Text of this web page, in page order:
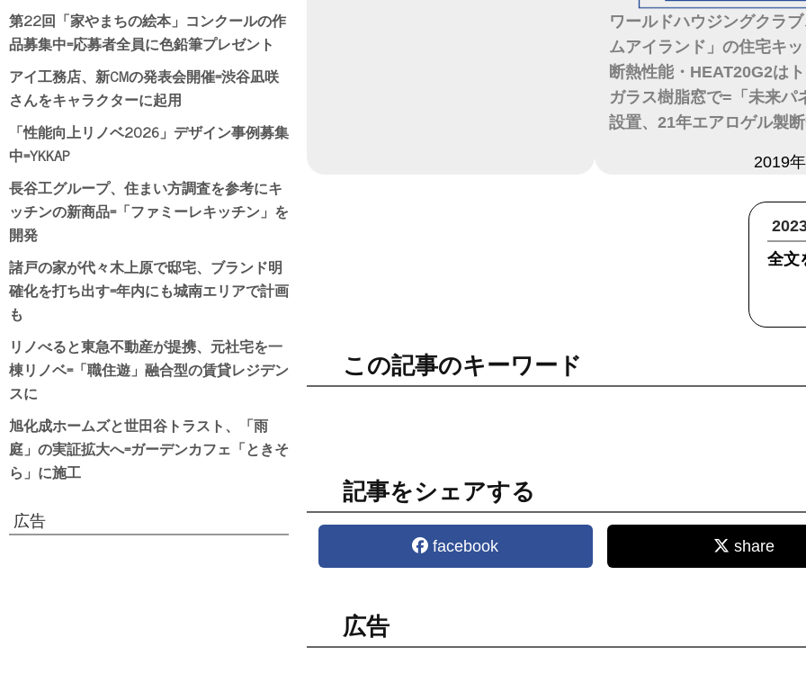
ワールドハウジングクラ
ムアイランド」の住宅キ
断熱性能・HEAT20G2は
ガラス樹脂窓で=「未来パ
設置、21年エアロゲル製
2019
全文
この記事のキーワード
記事をシェアする
facebook share
広告
第22回「家やまちの絵本」コンクールの作
品募集中=応募者全員に色鉛筆プレゼント
アイ工務店、新CMの発表会開催=渋谷凪咲
さんをキャラクターに起用
「性能向上リノベ2026」デザイン事例募集
中=YKKAP
長谷工グループ、住まい方調査を参考にキ
ッチンの新商品=「ファミーレキッチン」を
開発
諸戸の家が代々木上原で邸宅、ブランド明
確化を打ち出す=年内にも城南エリアで計画
も
リノべると東急不動産が提携、元社宅を一
棟リノベ=「職住遊」融合型の賃貸レジデン
スに
旭化成ホームズと世田谷トラスト、「雨
庭」の実証拡大へ=ガーデンカフェ「ときそ
ら」に施工
広告